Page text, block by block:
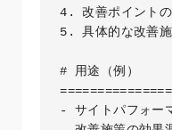
4. 改善ポイントの
5. 具体的な改善
# 用途（例）
- サイトパフォー